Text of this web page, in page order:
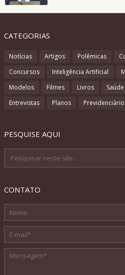
CATEGORIAS
Notícias Artigos Polêmicas
Concursos
Inteligência Artificial
Modelos
Filmes Livros Saúde
Entrevistas
Planos Previdenciário
PESQUISE AQUI
CONTATO